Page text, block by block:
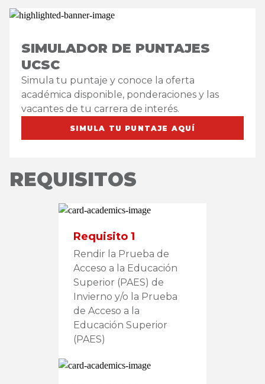
SIMULADOR DE PUNTAJES
UCSC
Simula tu puntaje y conoce la oferta
académica disponible, ponderaciones y las
vacantes de tu carrera de interés.
SIMULA TU PUNTAJE AQUÍ
REQUISITOS
Requisito 1
Rendir la Prueba de
Acceso a la Educación
Superior (PAES) de
Invierno y/o la Prueba
de Acceso a la
Educación Superior
(PAES)